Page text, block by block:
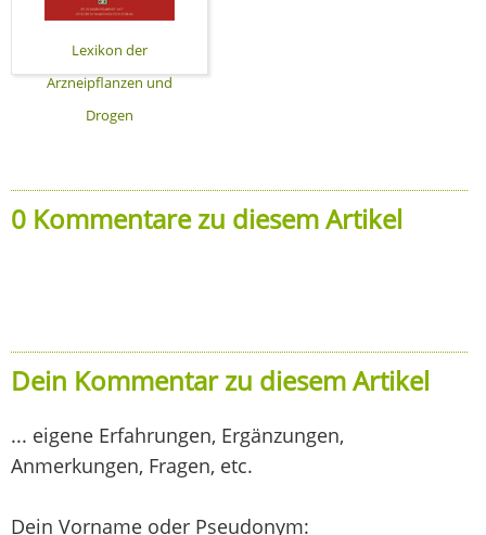
Lexikon der
Arzneipflanzen und
Drogen
0 Kommentare zu diesem Artikel
Dein Kommentar zu diesem Artikel
... eigene Erfahrungen, Ergänzungen,
Anmerkungen, Fragen, etc.
Dein Vorname oder Pseudonym: